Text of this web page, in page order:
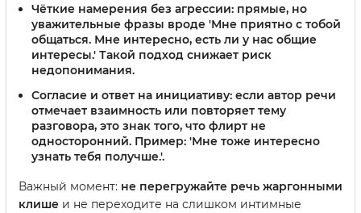
Чёткие намерения без агрессии: прямые, но
уважительные фразы вроде 'Мне приятно с тобой
общаться. Мне интересно, есть ли у нас общие
интересы.' Такой подход снижает риск
недопонимания.
Согласие и ответ на инициативу: если автор речи
отмечает взаимность или повторяет тему
разговора, это знак того, что флирт не
односторонний. Пример: 'Мне тоже интересно
узнать тебя получше.'.
Важный момент: не перегружайте речь жаргонными
клише и не переходите на слишком интимные